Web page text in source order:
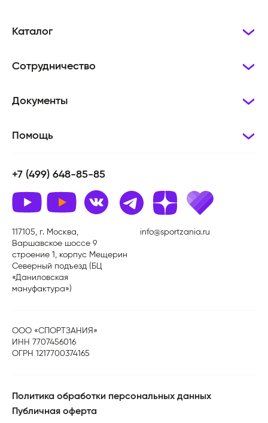
Каталог
Сотрудничество
Документы
Помощь
+7 (499) 648-85-85
117105, г. Москва,
Варшавское шоссе 9
строение 1, корпус Мещерин
Северный подъезд (БЦ
«Даниловская
мануфактура»)
info@sportzania.ru
ООО «СПОРТЗАНИЯ»
ИНН 7707456016
ОГРН 1217700374165
Политика обработки персональных данных
Публичная оферта